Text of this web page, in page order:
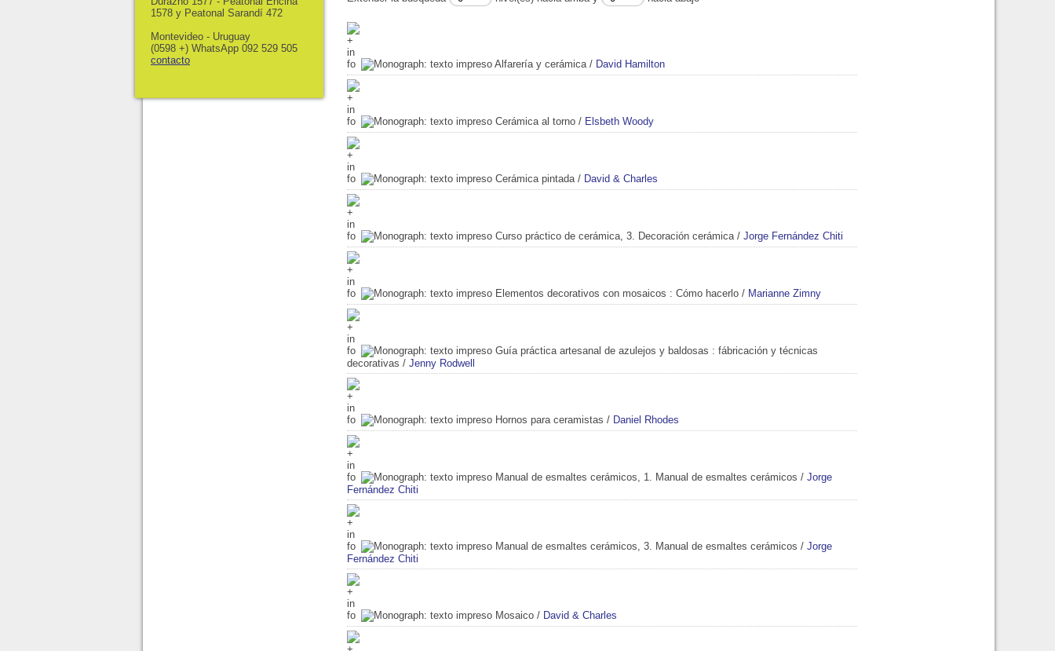
Alfarería y cerámica / David Hamilton
Cerámica al torno / Elsbeth Woody
Cerámica pintada / David & Charles
Curso práctico de cerámica, 3. Decoración cerámica / Jorge Fernández Chiti
Elementos decorativos con mosaicos : Cómo hacerlo / Marianne Zimny
Guía práctica artesanal de azulejos y baldosas : fábricación y técnicas
decorativas / Jenny Rodwell
Hornos para ceramistas / Daniel Rhodes
Manual de esmaltes cerámicos, 1. Manual de esmaltes cerámicos / Jorge
Fernández Chiti
Manual de esmaltes cerámicos, 3. Manual de esmaltes cerámicos / Jorge
Fernández Chiti
Mosaico / David & Charles
1578 y Peatonal Sarandí 472
Montevideo - Uruguay
(0598 +) WhatsApp 092 529 505
contacto